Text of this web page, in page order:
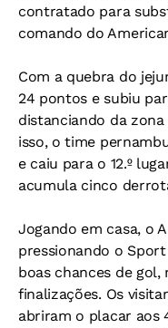
contratado para
comando do
Com a quebra do
24 pontos e subiu
distanciando da
isso, o time
e caiu para o 12.º
acumula cinco
Jogando em casa, o
pressionando o
boas chances de gol,
finalizações. Os
abriram o placar aos